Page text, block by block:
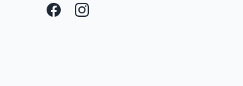
facebookinstagram